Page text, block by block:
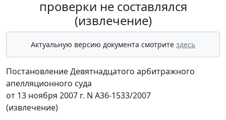
проверки не составлялся
(извлечение)
Актуальную версию документа смотрите здесь
Постановление Девятнадцатого арбитражного
апелляционного суда
от 13 ноября 2007 г. N А36-1533/2007
(извлечение)